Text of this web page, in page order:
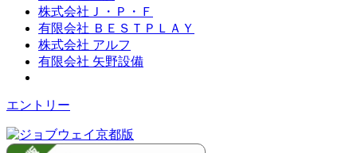
株式会社Ｊ・Ｐ・Ｆ
有限会社 ＢＥＳＴＰＬＡＹ
株式会社 アルフ
有限会社 矢野設備
エントリー